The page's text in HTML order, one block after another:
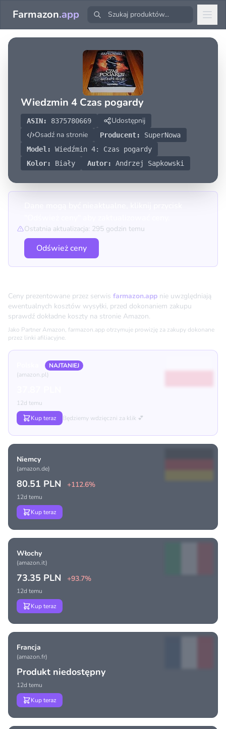
Farmazon.app
Wiedzmin 4 Czas pogardy
ASIN: 8375780669
Udostępnij
Osadź na stronie
Producent:
SuperNowa
Model:
Wiedźmin 4: Czas pogardy
Kolor:
Biały Autor: Andrzej Sapkowski
Ostatnia aktualizacja: 295 godzin temu
Odśwież ceny
Ceny prezentowane przez serwis farmazon.app nie uwzględniają
ewentualnych kosztów wysyłki, przed dokonaniem zakupu
sprawdź dokładne koszty na stronie Amazon.
Jako Partner Amazon, farmazon.app otrzymuje prowizję za zakupy dokonane
przez linki afiliacyjne.
NAJTANIEJ
(amazon.pl)
12d temu
Kup teraz
Będziemy wdzięczni za klik 💕
Niemcy
(amazon.de)
80.51 PLN +112.6%
12d temu
Kup teraz
Włochy
(amazon.it)
73.35 PLN +93.7%
12d temu
Kup teraz
Francja
(amazon.fr)
Produkt niedostępny
12d temu
Kup teraz